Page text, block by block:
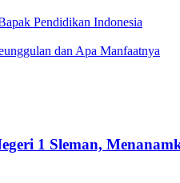
Pendidikan Indonesia
dan Apa Manfaatnya
1 Sleman,